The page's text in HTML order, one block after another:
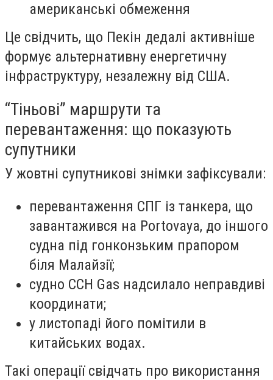
американські обмеження
Це свідчить, що Пекін дедалі активніше
формує альтернативну енергетичну
інфраструктуру, незалежну від США.
“Тіньові” маршрути та
перевантаження: що показують
супутники
У жовтні супутникові знімки зафіксували:
перевантаження СПГ із танкера, що
завантажився на Portovaya, до іншого
судна під гонконзьким прапором
біля Малайзії;
судно CCH Gas надсилало неправдиві
координати;
у листопаді його помітили в
китайських водах.
Такі операції свідчать про використання